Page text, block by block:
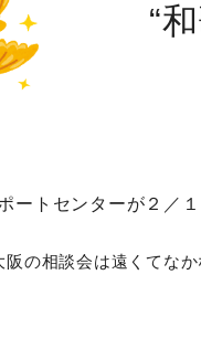
“
ートセンターが２／
阪の相談会は遠くてな